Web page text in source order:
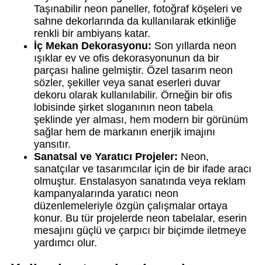
Taşınabilir neon paneller, fotoğraf köşeleri ve
sahne dekorlarında da kullanılarak etkinliğe
renkli bir ambiyans katar.
İç Mekan Dekorasyonu: Son yıllarda neon
ışıklar ev ve ofis dekorasyonunun da bir
parçası haline gelmiştir. Özel tasarım neon
sözler, şekiller veya sanat eserleri duvar
dekoru olarak kullanılabilir. Örneğin bir ofis
lobisinde şirket sloganının neon tabela
şeklinde yer alması, hem modern bir görünüm
sağlar hem de markanın enerjik imajını
yansıtır.
Sanatsal ve Yaratıcı Projeler: Neon,
sanatçılar ve tasarımcılar için de bir ifade aracı
olmuştur. Enstalasyon sanatında veya reklam
kampanyalarında yaratıcı neon
düzenlemeleriyle özgün çalışmalar ortaya
konur. Bu tür projelerde neon tabelalar, eserin
mesajını güçlü ve çarpıcı bir biçimde iletmeye
yardımcı olur.